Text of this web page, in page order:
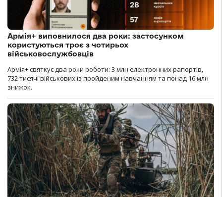
Армія+ виповнилося два роки: застосунком
користуються троє з чотирьох
військовослужбовців
Армія+ святкує два роки роботи: 3 млн електронних рапортів,
732 тисячі військових із пройденим навчанням та понад 16 млн
знижок.